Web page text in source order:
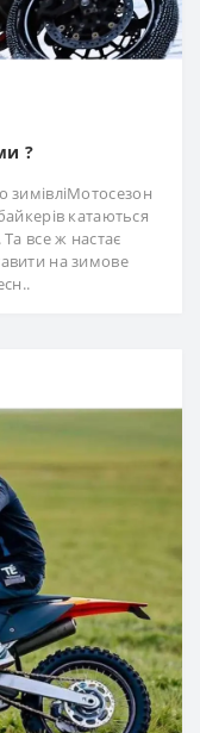
?
зимівліМотосезон
катаються
все ж настає
на зимове